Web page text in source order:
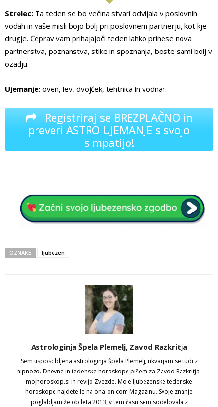
Strelec: Ta teden se bo večina stvari odvijala v poslovnih
vodah in vaše misli bojo bolj pri poslovnem partnerju, kot kje
drugje. Čeprav vam prihajajoči teden lahko prinese nova
partnerstva, poznanstva, stike in spoznanja, boste sami bolj v
ozadju.
Ujemanje: oven, lev, dvojček, tehtnica in vodnar.
Registriraj se BREZPLAČNO in
preveri ASTRO UJEMANJE s svojo
simpatijo!
OZNAKE ljubezen
Astrologinja Špela Plemelj, Zavod Razkritja
Sem usposobljena astrologinja Špela Plemelj, ukvarjam se tudi z
hipnozo. Dnevne in tedenske horoskope pišem za Zavod Razkritja,
mojhoroskop.si in revijo Zvezde. Moje ljubezenske tedenske
horoskope najdete le na ona-on.com Magazinu. Svoje znanje
poglabljam že ob leta 2013, v tem času sem sodelovala z